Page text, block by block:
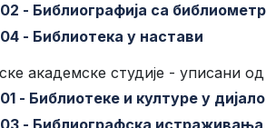
- Библиографија са
- Библиотека у настави
академске студије - уписани од
- Библиотеке и културе у
- Библиографска истраживања